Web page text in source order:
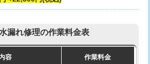
16,500円
現場見積
品） 11,000円+材料費
） 13,200円
漏れ修理の作業料金表
容 作業料金